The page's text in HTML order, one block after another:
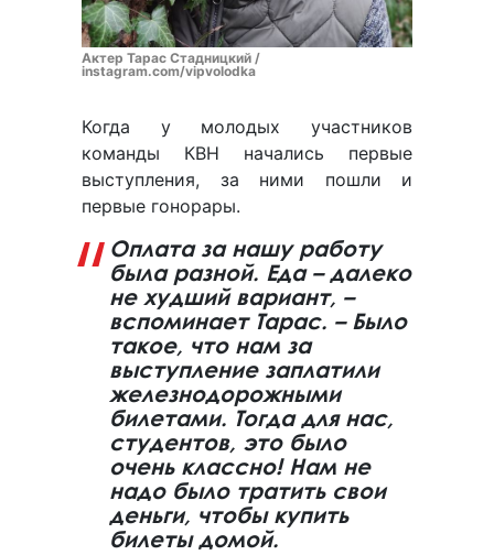
Актер Тарас Стадницкий /
instagram.com/vipvolodka
Когда у молодых участников
команды КВН начались первые
выступления, за ними пошли и
первые гонорары.
Оплата за нашу работу
была разной. Еда – далеко
не худший вариант, –
вспоминает Тарас. – Было
такое, что нам за
выступление заплатили
железнодорожными
билетами. Тогда для нас,
студентов, это было
очень классно! Нам не
надо было тратить свои
деньги, чтобы купить
билеты домой.